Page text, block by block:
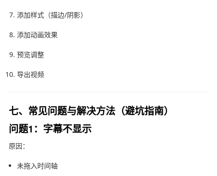
添加样式（描边/阴影）
添加动画效果
预览调整
导出视频
七、常见问题与解决方法（避坑指南）
问题1：字幕不显示
原因：
未拖入时间轴